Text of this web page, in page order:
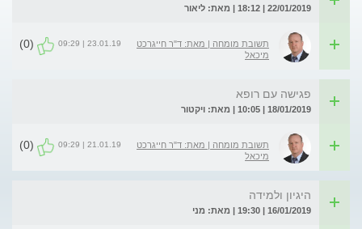
22/01/2019 | 18:12 | מאת: ליאור
תשובת מומחה | מאת: ד"ר חייגרכט
מיכאל
23.01.19 | 09:29
(0)
פגישה עם רופא
18/01/2019 | 10:05 | מאת: ויקטור
תשובת מומחה | מאת: ד"ר חייגרכט
מיכאל
21.01.19 | 09:29
(0)
היגיון ולמידה
16/01/2019 | 19:30 | מאת: מני